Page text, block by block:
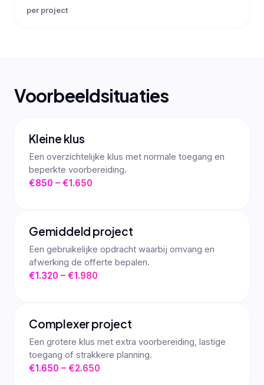
per project
Voorbeeldsituaties
Kleine klus
Een overzichtelijke klus met normale toegang en
beperkte voorbereiding.
€850 – €1.650
Gemiddeld project
Een gebruikelijke opdracht waarbij omvang en
afwerking de offerte bepalen.
€1.320 – €1.980
Complexer project
Een grotere klus met extra voorbereiding, lastige
toegang of strakkere planning.
€1.650 – €2.650